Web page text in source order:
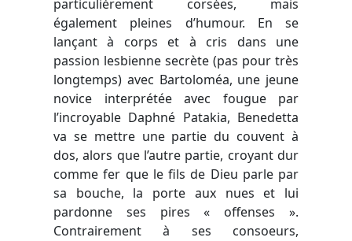
particulièrement corsées, mais
également pleines d’humour. En se
lançant à corps et à cris dans une
passion lesbienne secrète (pas pour très
longtemps) avec Bartoloméa, une jeune
novice interprétée avec fougue par
l’incroyable Daphné Patakia, Benedetta
va se mettre une partie du couvent à
dos, alors que l’autre partie, croyant dur
comme fer que le fils de Dieu parle par
sa bouche, la porte aux nues et lui
pardonne ses pires « offenses ».
Contrairement à ses consoeurs,